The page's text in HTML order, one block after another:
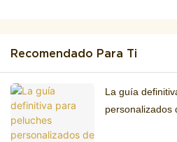
Recomendado Para Ti
La guía
personalizados